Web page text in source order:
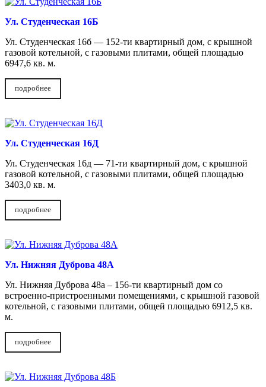
Ул. Студенческая 16Б
Ул. Студенческая 16б — 152-ти квартирный дом, с крышной
газовой котельной, с газовыми плитами, общей площадью
6947,6 кв. м.
подробнее
Ул. Студенческая 16Д
Ул. Студенческая 16д — 71-ти квартирный дом, с крышной
газовой котельной, с газовыми плитами, общей площадью
3403,0 кв. м.
подробнее
Ул. Нижняя Дуброва 48А
Ул. Нижняя Дуброва 48а – 156-ти квартирный дом со
встроенно-пристроенными помещениями, с крышной газовой
котельной, с газовыми плитами, общей площадью 6912,5 кв.
м.
подробнее